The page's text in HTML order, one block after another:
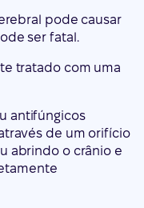
pode causar
ser fatal.
tratado com uma
antifúngicos
de um orifício
abrindo o crânio e